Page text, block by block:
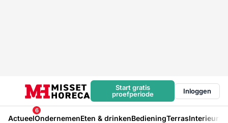
Start gratis
proefperiode
Inloggen
Actueel
6
OndernemenEten & drinkenBedieningTerrasInterieur